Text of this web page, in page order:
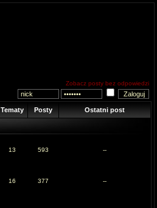
Zobacz posty bez odpowiedzi
Tematy Posty Ostatni post
13 593 --
16 377 --